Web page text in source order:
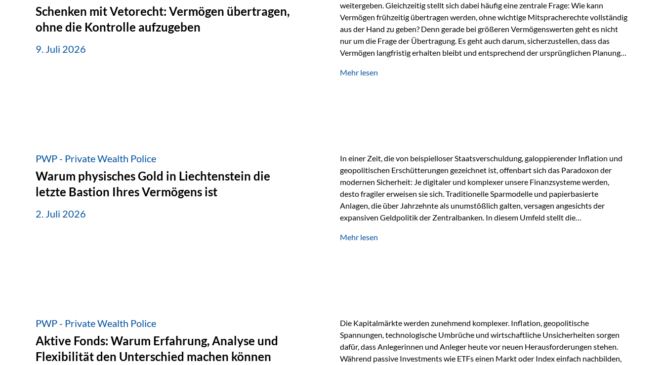
Schenken mit Vetorecht: Vermögen übertragen,
ohne die Kontrolle aufzugeben
9. Juli 2026
weitergeben. Gleichzeitig stellt sich dabei häufig eine zentrale Frage: Wie kann
Vermögen frühzeitig übertragen werden, ohne wichtige Mitspracherechte vollständig
aus der Hand zu geben? Denn gerade bei größeren Vermögenswerten geht es nicht
nur um die Frage der Übertragung. Es geht auch darum, sicherzustellen, dass das
Vermögen langfristig erhalten bleibt und entsprechend der ursprünglichen Planung
Ein Vater schenkt seiner Tochter einen Teil seines Vermögens. Einige Jahre später
Mehr lesen
PWP - Private Wealth Police
Warum physisches Gold in Liechtenstein die
letzte Bastion Ihres Vermögens ist
2. Juli 2026
In einer Zeit, die von beispielloser Staatsverschuldung, galoppierender Inflation und
geopolitischen Erschütterungen gezeichnet ist, offenbart sich das Paradoxon der
modernen Sicherheit: Je digitaler und komplexer unsere Finanzsysteme werden,
desto fragiler erweisen sie sich. Traditionelle Sparmodelle und papierbasierte
Anlagen, die über Jahrzehnte als unumstößlich galten, versagen angesichts der
expansiven Geldpolitik der Zentralbanken. In diesem Umfeld stellt die
die modernste und strategisch klügste Antwort auf globale Instabilität. Physische
Mehr lesen
PWP - Private Wealth Police
Aktive Fonds: Warum Erfahrung, Analyse und
Flexibilität den Unterschied machen können
Die Kapitalmärkte werden zunehmend komplexer. Inflation, geopolitische
Spannungen, technologische Umbrüche und wirtschaftliche Unsicherheiten sorgen
dafür, dass Anlegerinnen und Anleger heute vor neuen Herausforderungen stehen.
Während passive Investments wie ETFs einen Markt oder Index einfach nachbilden,